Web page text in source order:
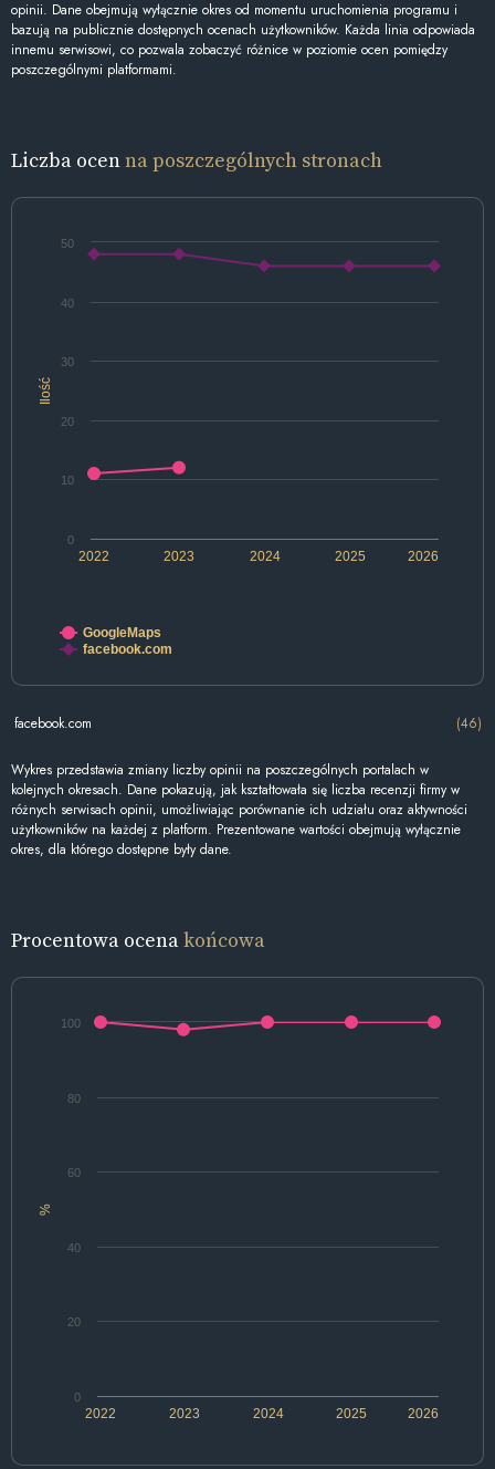
opinii. Dane obejmują wyłącznie okres od momentu uruchomienia programu i
bazują na publicznie dostępnych ocenach użytkowników. Każda linia odpowiada
innemu serwisowi, co pozwala zobaczyć różnice w poziomie ocen pomiędzy
poszczególnymi platformami.
Liczba ocenna poszczególnych stronach
Ilość
2022 2024 2026
2023 2025
0
10
20
30
40
50
GoogleMaps
facebook.com
facebook.com (46)
Wykres przedstawia zmiany liczby opinii na poszczególnych portalach w
kolejnych okresach. Dane pokazują, jak kształtowała się liczba recenzji firmy w
różnych serwisach opinii, umożliwiając porównanie ich udziału oraz aktywności
użytkowników na każdej z platform. Prezentowane wartości obejmują wyłącznie
okres, dla którego dostępne były dane.
Procentowa ocenakońcowa
%
2022 2024 2026
2023 2025
0
20
40
60
80
100